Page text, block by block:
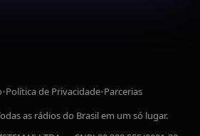
•Política de Privacidade•Parcerias
as rádios do Brasil em um só lugar.